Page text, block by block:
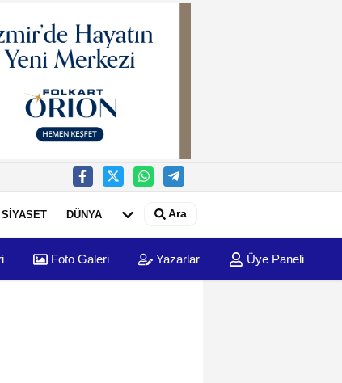
SİYASET DÜNYA Ara
Foto Galeri Yazarlar Üye Paneli